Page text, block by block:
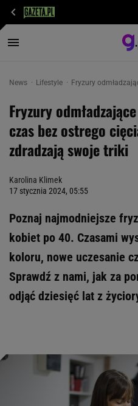
News Lifestyle Fryzury
Fryzury
czas bez ostrego
zdradzają swoje triki
Karolina Klimek
17 stycznia 2024, 05:55
Poznaj najmodniejsze
kobiet po 40. Czasami
koloru, nowe uczesanie
Sprawdź z nami, jak za
odjąć dziesięć lat z